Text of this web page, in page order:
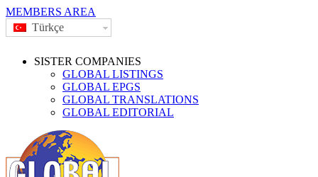
MEMBERS AREA
Türkçe
SISTER COMPANIES
GLOBAL LISTINGS
GLOBAL EPGS
GLOBAL TRANSLATIONS
GLOBAL EDITORIAL